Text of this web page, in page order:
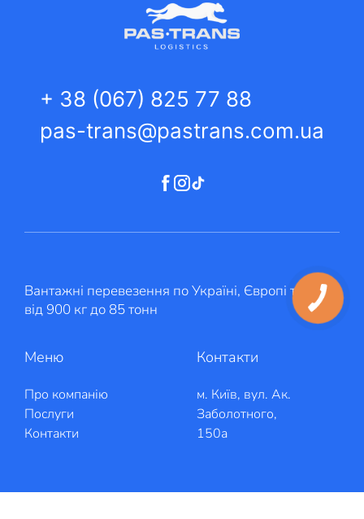
+ 38 (067) 825 77 88
pas-trans@pastrans.com.ua
Вантажні перевезення по Україні, Європі та Азії
від 900 кг до 85 тонн
Меню
Про компанію
Послуги
Контакти
Контакти
м. Київ, вул. Ак.
Заболотного,
150а